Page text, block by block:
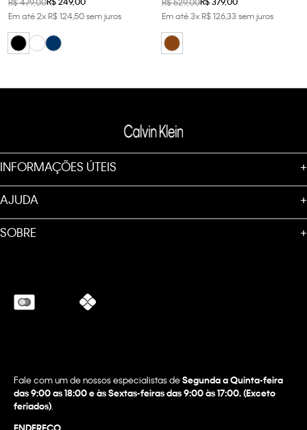
Klein - Preto
Em até2xR$12450sem juros
Em até3xR$12633 sem juros
INFORMAÇÕES ÚTEIS +
AJUDA +
SOBRE +
Fale com um de nossos especialistas deSegunda a Quinta-feira
das 9:00 as 18:00 e às Sextas-feiras das 9:00 às 17:00. (Exceto
feriados)
ENDEREÇO